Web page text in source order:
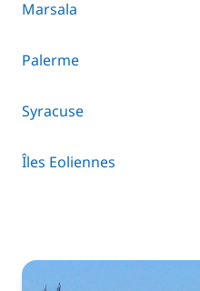
Marsala
Palerme
Syracuse
Îles Eoliennes